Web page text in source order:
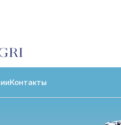
Контакты